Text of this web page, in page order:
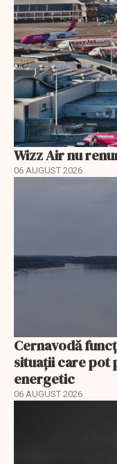
Wizz Air nu
06 AUGUST 2026
Cernavodă
situații care pot
energetic
06 AUGUST 2026